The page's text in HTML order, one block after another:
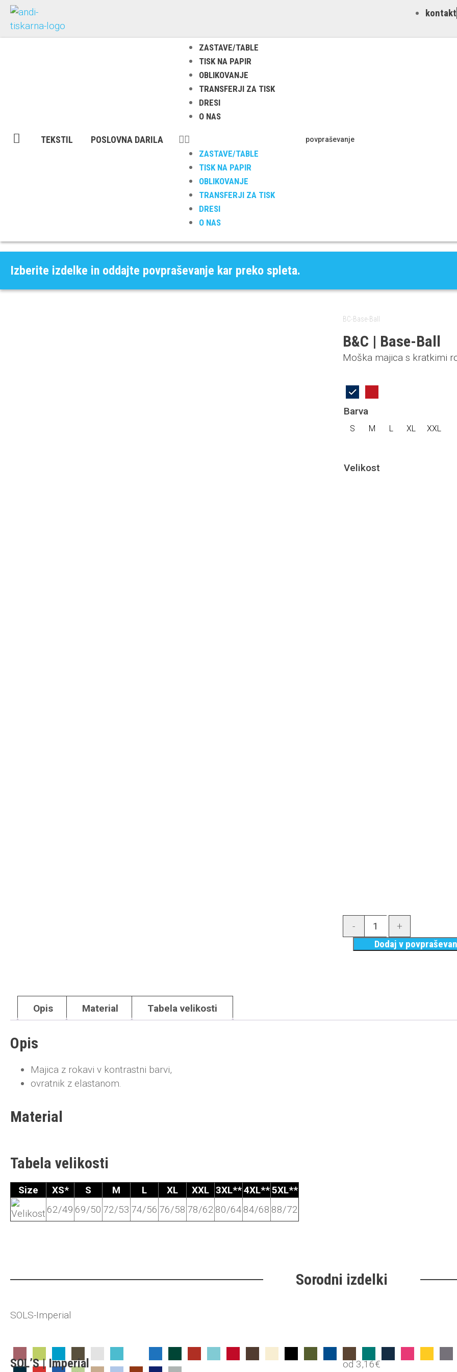
kontakt
TEKSTIL POSLOVNA DARILA
ZASTAVE/TABLE
TISK NA PAPIR
OBLIKOVANJE
TRANSFERJI ZA TISK
DRESI
O NAS
ZASTAVE/TABLE
TISK NA PAPIR
OBLIKOVANJE
TRANSFERJI ZA TISK
DRESI
O NAS
povpraševanje
Izberite izdelke in oddajte povpraševanje kar preko spleta.
BC-Base-Ball
B&C | Base-Ball
Moška majica s kratkimi
Barva
Velikost
S M L XL XXL
-
+
Dodaj v
Opis Material Tabela velikosti
Opis
Majica z rokavi v kontrastni barvi,
ovratnik z elastanom.
Material
Tabela velikosti
Size XS* S M L XL XXL 3XL**4XL**5XL**
62/49 69/50 72/53 74/56 76/58 78/62 80/64 84/68 88/72
Sorodni izdelki
SOLS-Imperial
SOL’S | Imperial od3,16€